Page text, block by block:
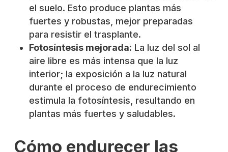
el suelo. Esto produce plantas más
fuertes y robustas, mejor preparadas
para resistir el trasplante.
Fotosíntesis mejorada: La luz del sol al
aire libre es más intensa que la luz
interior; la exposición a la luz natural
durante el proceso de endurecimiento
estimula la fotosíntesis, resultando en
plantas más fuertes y saludables.
Cómo endurecer las